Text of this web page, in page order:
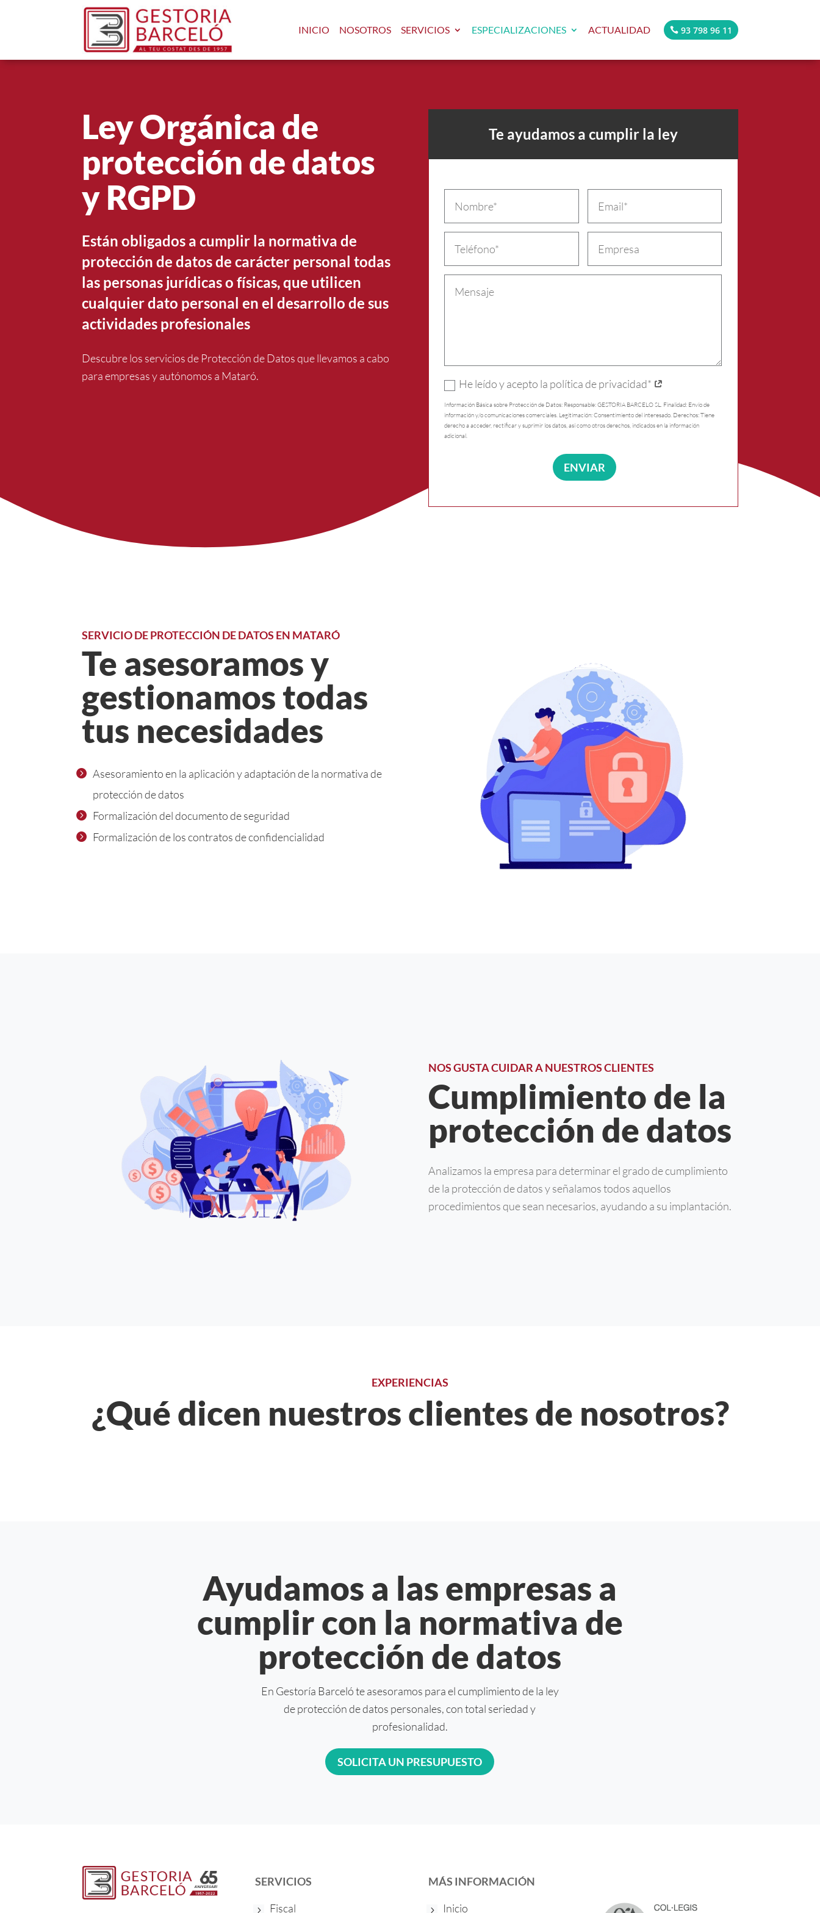
INICIO NOSOTROS SERVICIOS ESPECIALIZACIONES ACTUALIDAD 93 798 96 11
Ley Orgánica de
protección de datos
y RGPD
Están obligados a cumplir la normativa de
protección de datos de carácter personal todas
las personas jurídicas o físicas, que utilicen
cualquier dato personal en el desarrollo de sus
actividades profesionales
Descubre los servicios de Protección de Datos que llevamos a cabo
para empresas y autónomos a Mataró.
Te ayudamos a cumplir la ley
He leído y acepto la política de privacidad*
Información Básica sobre Protección de Datos: Responsable: GESTORIA BARCELO SL. Finalidad: Envío de
información y/o comunicaciones comerciales. Legitimación: Consentimiento del interesado. Derechos: Tiene
derecho a acceder, rectificar y suprimir los datos, así como otros derechos, indicados en la información
adicional.
ENVIAR
SERVICIO DE PROTECCIÓN DE DATOS EN MATARÓ
Te asesoramos y
gestionamos todas
tus necesidades
Asesoramiento en la aplicación y adaptación de la normativa de
protección de datos
Formalización del documento de seguridad
Formalización de los contratos de confidencialidad
NOS GUSTA CUIDAR A NUESTROS CLIENTES
Cumplimiento de la
protección de datos
Analizamos la empresa para determinar el grado de cumplimiento
de la protección de datos y señalamos todos aquellos
procedimientos que sean necesarios, ayudando a su implantación.
EXPERIENCIAS
¿Qué dicen nuestros clientes de nosotros?
Ayudamos a las empresas a
cumplir con la normativa de
protección de datos
En Gestoría Barceló te asesoramos para el cumplimiento de la ley
de protección de datos personales, con total seriedad y
profesionalidad.
SOLICITA UN PRESUPUESTO
SERVICIOS
Fiscal
MÁS INFORMACIÓN
Inicio